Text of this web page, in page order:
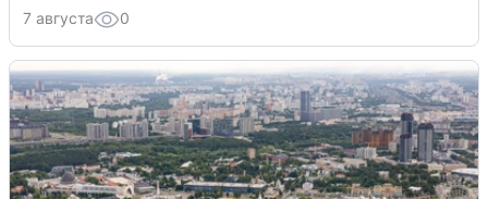
7 августа 0